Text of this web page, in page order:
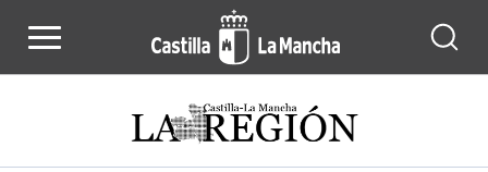
Actualidad de la región de Castilla-